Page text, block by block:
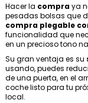
Hacer la compraya
pesadas bolsas que
compra plegable
funcionalidad que
en un precioso tono
Su gran ventaja es su
usando, puedes
de una puerta, en el
coche listo para tu
local.